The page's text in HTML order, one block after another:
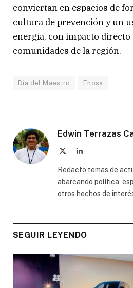
conviertan en espacios de
cultura de prevención y un
energía, con impacto
comunidades de la región.
Día del Maestro Enosa
Edwin Terrazas
LinkedIn
Redacto temas de
abarcando política,
otros hechos de
SEGUIR LEYENDO